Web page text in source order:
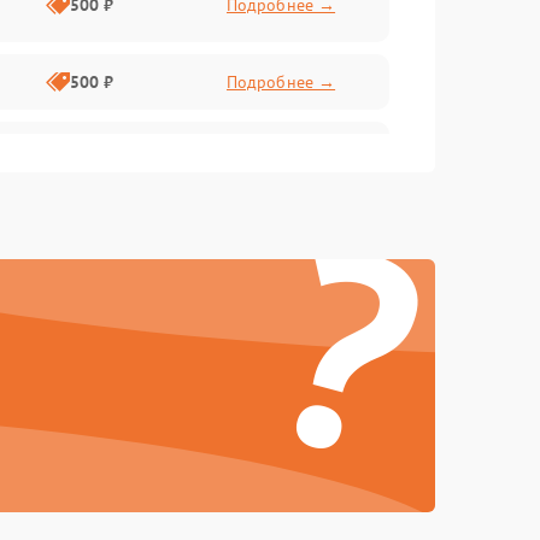
500 ₽ Подробнее →
500 ₽ Подробнее →
500 ₽
Подробнее →
Подробнее →
?